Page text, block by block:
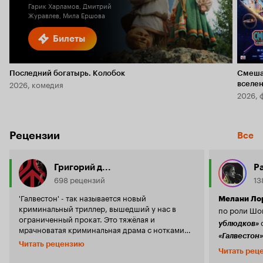
Билеты
Гарик Харламов, Дмитрий
Журавлев, Мила Ершова
Последний богатырь. Колобок
2026, комедия
2026,
Рецензии Все
Григорий д...
698 рецензий
'Галвестон' - так называется новый
криминальный триллер, вышедший у нас в
ограниченный прокат. Это тяжёлая и
мрачноватая криминальная драма с нотками
'южного нуара'. Это история о том, как
однажды один боевик-'торпеда' местного
Читать рецензию
Мелани
по роли
ублюдков»
«Галвестон»
Эль
роль.
Читать